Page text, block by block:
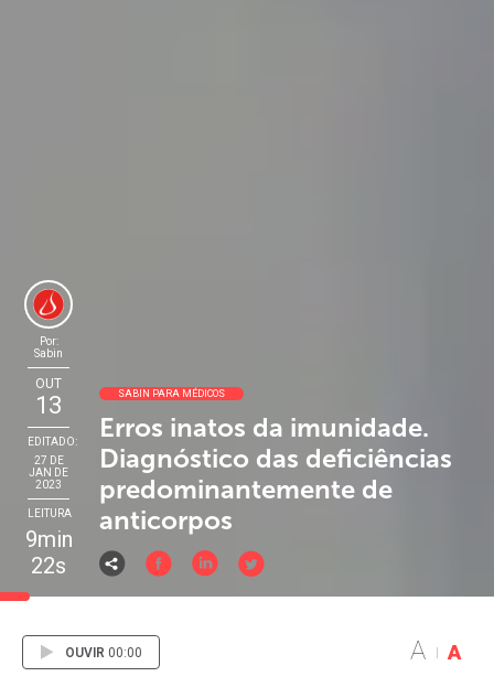
SABIN PARA MÉDICOS
Erros inatos da imunidade.
Diagnóstico das deficiências
predominantemente de
anticorpos
Por:
Sabin
OUT
13
EDITADO:
27 DE
JAN DE
2023
LEITURA
9min
22s
OUVIR 00:00 A A